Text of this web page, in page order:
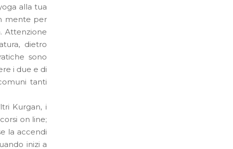
alla tua
mente per
Attenzione
dietro
sono
i due e di
tanti
Kurgan, i
on line;
la accendi
inizi a